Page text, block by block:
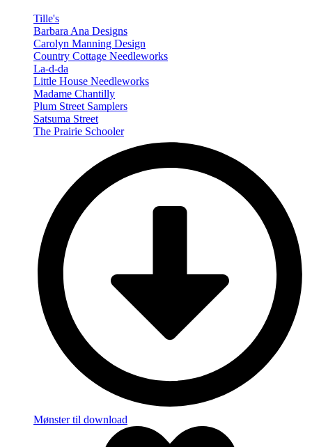
Tille's
Barbara Ana Designs
Carolyn Manning Design
Country Cottage Needleworks
La-d-da
Little House Needleworks
Madame Chantilly
Plum Street Samplers
Satsuma Street
The Prairie Schooler
Mønster til download